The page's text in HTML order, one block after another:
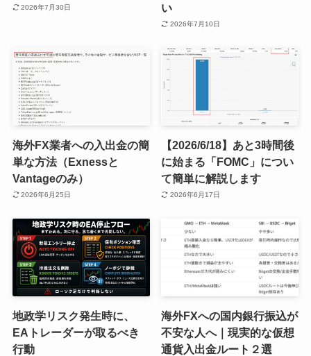
2026年7月30日
い
2026年7月10日
海外FX業者への入出金の簡
単な方法（Exnessと
Vantageのみ）
2026年6月25日
【2026/6/18】あと3時間後
に始まる「FOMC」につい
て簡単に解説します
2026年6月17日
地政学リスク発生時に、
EAトレーダーが取るべき
行動
海外FXへの国内銀行振込が
不安な人へ｜現実的な仮想
通貨入出金ルート２選